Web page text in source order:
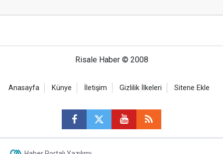
Risale Haber © 2008
Anasayfa Künye İletişim Gizlilik İlkeleri Sitene Ekle